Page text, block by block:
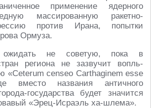
применение ядерного
массированную ракетно-
против Ирана, попытки
Ормуза.
ожидать не советую, пока в
региона не зазвучит вопль-
«Ceterum censeo Carthaginem esse
вместо названия античного
государства будет значится
«Эрец-Исраэль ха-шлема».